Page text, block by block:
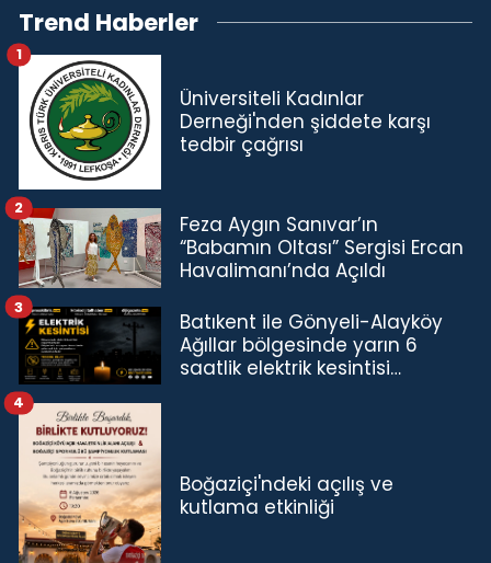
Trend Haberler
Üniversiteli Kadınlar
Derneği'nden şiddete karşı
tedbir çağrısı
1
Feza Aygın Sanıvar’ın
“Babamın Oltası” Sergisi Ercan
Havalimanı’nda Açıldı
2
Batıkent ile Gönyeli-Alayköy
Ağıllar bölgesinde yarın 6
saatlik elektrik kesintisi…
3
Boğaziçi'ndeki açılış ve
kutlama etkinliği
4